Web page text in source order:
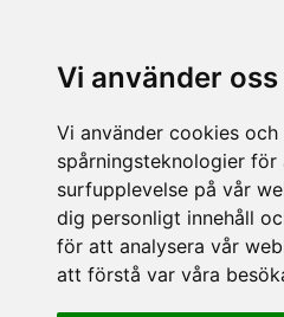
Vi använder
Vi använder cookies och
spårningsteknologier
surfupplevelse på vår
dig personligt innehåll
för att analysera vår
att förstå var våra